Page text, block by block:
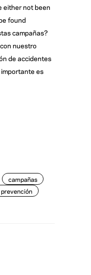
either not been
found
campañas?
nuestro
de accidentes
es
campañas
prevención